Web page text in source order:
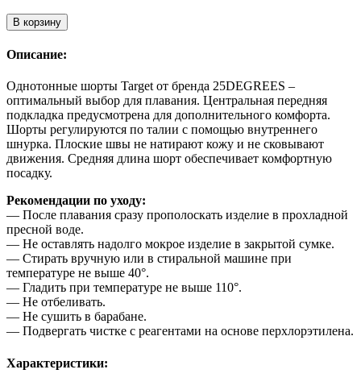
В корзину
Описание:
Однотонные шорты Target от бренда 25DEGREES –
оптимальный выбор для плавания. Центральная передняя
подкладка предусмотрена для дополнительного комфорта.
Шорты регулируются по талии с помощью внутреннего
шнурка. Плоские швы не натирают кожу и не сковывают
движения. Средняя длина шорт обеспечивает комфортную
посадку.
Рекомендации по уходу:
— После плавания сразу прополоскать изделие в прохладной
пресной воде.
— Не оставлять надолго мокрое изделие в закрытой сумке.
— Стирать вручную или в стиральной машине при
температуре не выше 40°.
— Гладить при температуре не выше 110°.
— Не отбеливать.
— Не сушить в барабане.
— Подвергать чистке с реагентами на основе перхлорэтилена.
Характеристики: